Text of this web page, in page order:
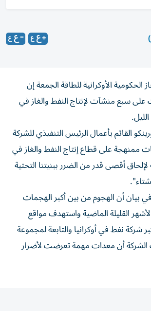
‌الحكومية الأوكرانية للطاقة الجمعة ​إن
سبع ‌منشآت لإنتاج النفط والغاز في
⁠القائم بأعمال الرئيس التنفيذي للشركة
على قطاع إنتاج النفط والغاز في
لإلحاق أقصى ‌قدر من الضرر ببنيتنا التحتية
بيان أن الهجوم من ​بين ‌أكبر الهجمات
القليلة الماضية واستهدف مواقع
شركة ‌نفط في ⁠أوكرانيا والتابعة ‌لمجموعة
الشركة أن معدات مهمة تعرضت ⁠لأضرار